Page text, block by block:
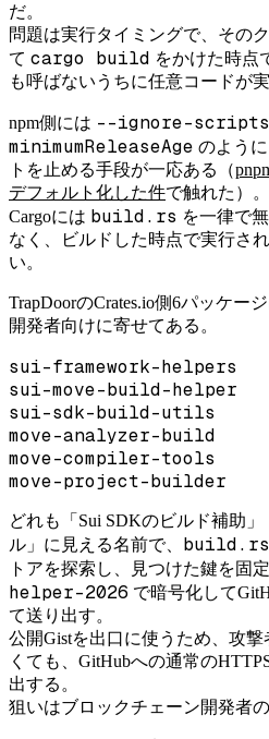
だ。
問題は実行タイミングで、その
て cargo build をかけた時点
も呼ばないうちに任意コードが実
npm側には --ignore-scripts
minimumReleaseAge のよう
トを止める手段が一応ある（
デフォルト化した件で触れた）。
Cargoには build.rs を一律で
なく、ビルドした時点で実行さ
い。
TrapDoorのCrates.io側6パッケー
開発者向けに寄せてある。
sui-framework-helpers
sui-move-build-helper
sui-sdk-build-utils
move-analyzer-build
move-compiler-tools
move-project-builder
どれも「Sui SDKのビルド補助
ル」に見える名前で、 build.rs
トアを探索し、見つけた鍵を固
helper-2026 で暗号化して
て送り出す。
公開Gistを出口に使うため、攻
くても、GitHubへの通常の
出する。
狙いはブロックチェーン開発者